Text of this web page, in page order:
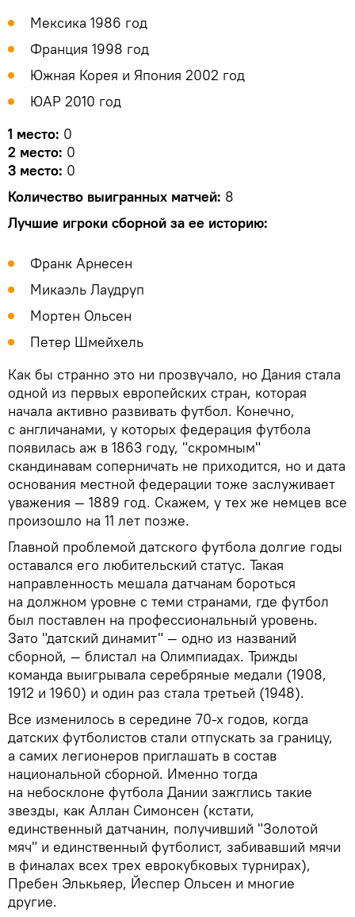
Мексика 1986 год
Франция 1998 год
Южная Корея и Япония 2002 год
ЮАР 2010 год
1 место: 0
2 место: 0
3 место: 0
Количество выигранных матчей: 8
Лучшие игроки сборной за ее историю:
Франк Арнесен
Микаэль Лаудруп
Мортен Ольсен
Петер Шмейхель
Как бы странно это ни прозвучало, но Дания стала
одной из первых европейских стран, которая
начала активно развивать футбол. Конечно,
с англичанами, у которых федерация футбола
появилась аж в 1863 году, "скромным"
скандинавам соперничать не приходится, но и дата
основания местной федерации тоже заслуживает
уважения — 1889 год. Скажем, у тех же немцев все
произошло на 11 лет позже.
Главной проблемой датского футбола долгие годы
оставался его любительский статус. Такая
направленность мешала датчанам бороться
на должном уровне с теми странами, где футбол
был поставлен на профессиональный уровень.
Зато "датский динамит" — одно из названий
сборной, — блистал на Олимпиадах. Трижды
команда выигрывала серебряные медали (1908,
1912 и 1960) и один раз стала третьей (1948).
Все изменилось в середине 70-х годов, когда
датских футболистов стали отпускать за границу,
а самих легионеров приглашать в состав
национальной сборной. Именно тогда
на небосклоне футбола Дании зажглись такие
звезды, как Аллан Симонсен (кстати,
единственный датчанин, получивший "Золотой
мяч" и единственный футболист, забивавший мячи
в финалах всех трех еврокубковых турнирах),
Пребен Элькьяер, Йеспер Ольсен и многие
другие.